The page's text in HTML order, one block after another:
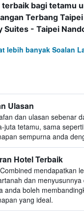
terbaik bagi tetamu
Terbang
Suites - Taipei
lebih banyak Soalan
Ulasan
dan ulasan sebenar
juta tetamu, sama
sempurna anda
Hotel Terbaik
mendapatkan
dan
anda boleh
yang ideal.